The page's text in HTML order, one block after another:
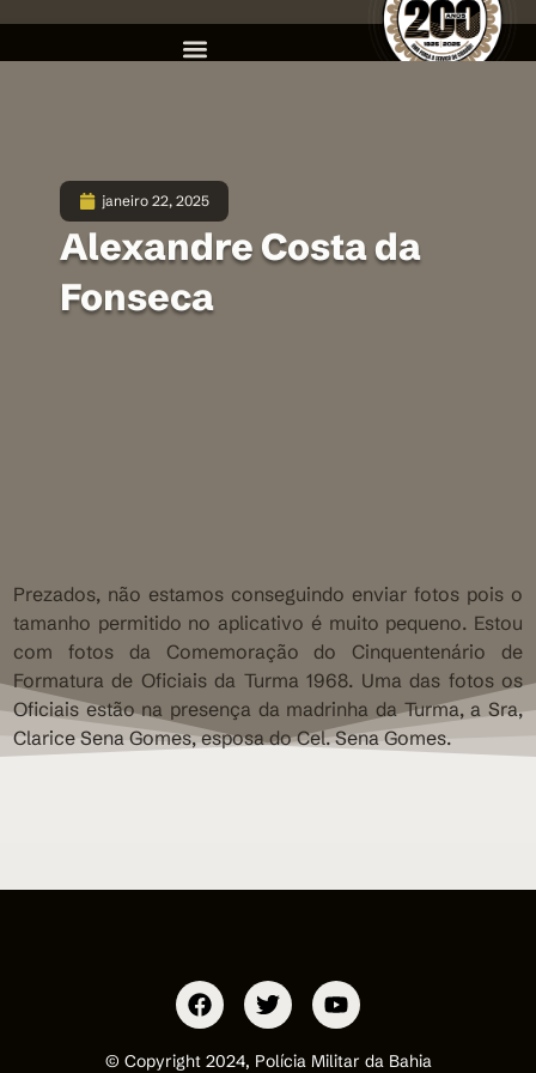
janeiro 22, 2025
Alexandre Costa da
Fonseca
Prezados, não estamos conseguindo enviar fotos pois o
tamanho permitido no aplicativo é muito pequeno. Estou
com fotos da Comemoração do Cinquentenário de
Formatura de Oficiais da Turma 1968. Uma das fotos os
Oficiais estão na presença da madrinha da Turma, a Sra,
Clarice Sena Gomes, esposa do Cel. Sena Gomes.
© Copyright 2024, Polícia Militar da Bahia